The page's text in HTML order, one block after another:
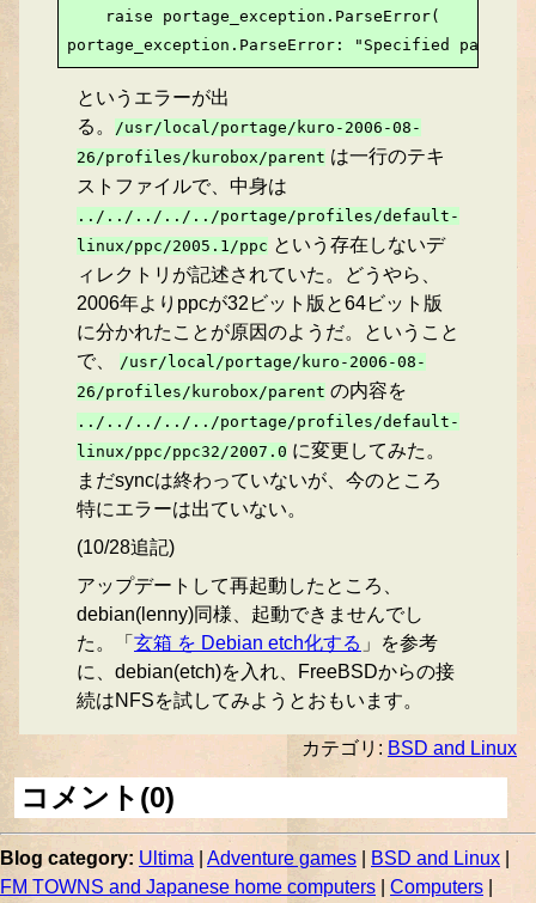
    raise portage_exception.ParseError(
portage_exception.ParseError: "Specified
というエラーが出
る。
/usr/local/portage/kuro-2006-08-
26/profiles/kurobox/parent は一行のテキ
ストファイルで、中身は
../../../../../portage/profiles/default-
linux/ppc/2005.1/ppc という存在しないデ
ィレクトリが記述されていた。どうやら、
2006年よりppcが32ビット版と64ビット版
に分かれたことが原因のようだ。ということ
で、
/usr/local/portage/kuro-2006-08-
26/profiles/kurobox/parent の内容を
../../../../../portage/profiles/default-
linux/ppc/ppc32/2007.0 に変更してみた。
まだsyncは終わっていないが、今のところ
特にエラーは出ていない。
(10/28追記)
アップデートして再起動したところ、
debian(lenny)同様、起動できませんでし
た。「 玄箱 を Debian etch化する 」を参考
に、debian(etch)を入れ、FreeBSDからの接
続はNFSを試してみようとおもいます。
カテゴリ: BSD and Linux
コメント(0)
Blog category: Ultima Adventure games BSD and Linux
FM TOWNS and Japanese home computers
Computers